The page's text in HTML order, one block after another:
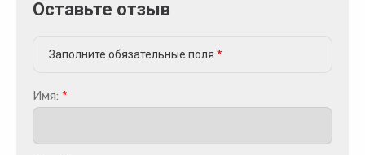
Оставьте отзыв
Заполните обязательные поля *
Имя: *